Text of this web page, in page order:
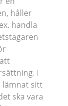
håller
handla
I
lämnat sitt
ska vara